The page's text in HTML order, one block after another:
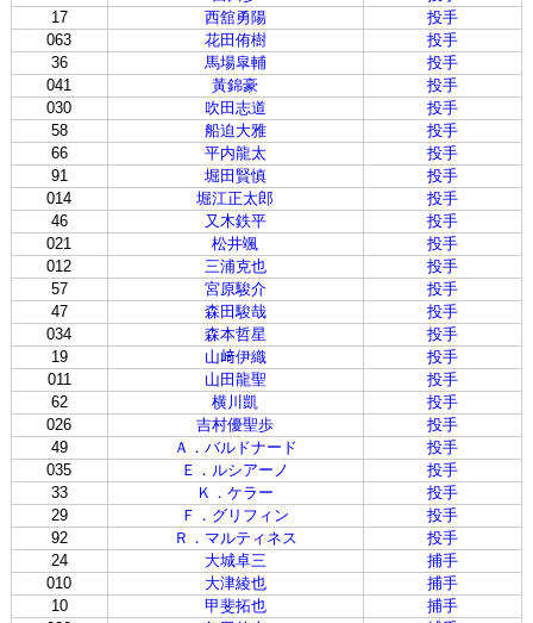
17
西舘勇陽
投手
063
花田侑樹
投手
36
馬場皐輔
投手
041
黃錦豪
投手
030
吹田志道
投手
58
船迫大雅
投手
66
平内龍太
投手
91
堀田賢慎
投手
014
堀江正太郎
投手
46
又木鉄平
投手
021
松井颯
投手
012
三浦克也
投手
57
宮原駿介
投手
47
森田駿哉
投手
034
森本哲星
投手
19
山﨑伊織
投手
011
山田龍聖
投手
62
横川凱
投手
026
吉村優聖歩
投手
49
Ａ．バルドナード
投手
035
Ｅ．ルシアーノ
投手
33
Ｋ．ケラー
投手
29
Ｆ．グリフィン
投手
92
Ｒ．マルティネス
投手
24
大城卓三
捕手
010
大津綾也
捕手
10
甲斐拓也
捕手